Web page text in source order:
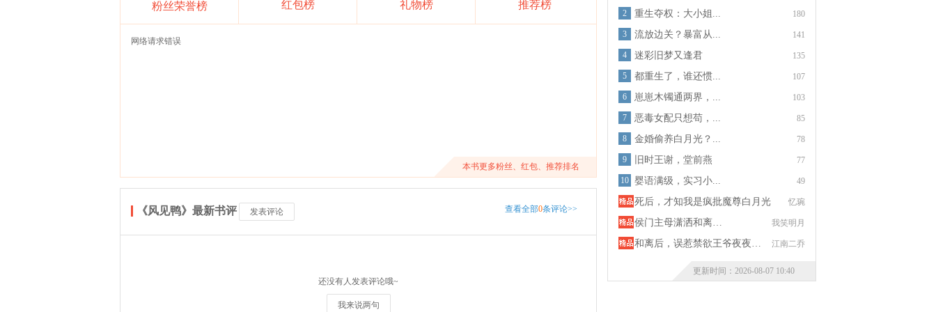
粉丝荣誉榜 红包榜 礼物榜 推荐榜
网络请求错误
本书更多粉丝、红包、推荐排名
查看全部0条评论>>
《风见鸭》最新书评 发表评论
还没有人发表评论哦~
我来说两句
180
2 重生夺权：大小姐...
141
3 流放边关？暴富从...
135
4 迷彩旧梦又逢君
107
5 都重生了，谁还惯...
103
6 崽崽木镯通两界，...
85
7 恶毒女配只想苟，...
78
8 金婚偷养白月光？...
77
9 旧时王谢，堂前燕
49
10 婴语满级，实习小...
忆琬
死后，才知我是疯批魔尊白月光
我笑明月
侯门主母潇洒和离…
江南二乔
和离后，误惹禁欲王爷夜夜…
更新时间：2026-08-07 10:40